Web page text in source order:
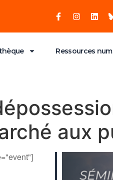
Ressources
aux